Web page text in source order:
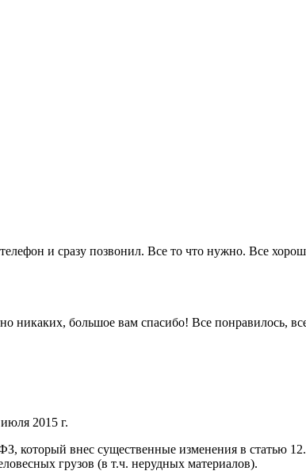
и сразу позвонил. Все то что нужно. Все
никаких, большое вам спасибо! Все понравилось,
2015 г.
который внес существенные изменения в статью
грузов (в т.ч. нерудных материалов).